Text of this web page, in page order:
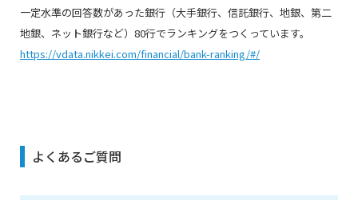
一定水準の回答数があった銀行（大手銀行、信託銀行、地銀、第二
地銀、ネット銀行など）80行でランキングをつくっています。
https://vdata.nikkei.com/financial/bank-ranking/#/
よくあるご質問